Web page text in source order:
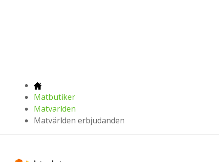
Matbutiker
Matvärlden
Matvärlden erbjudanden